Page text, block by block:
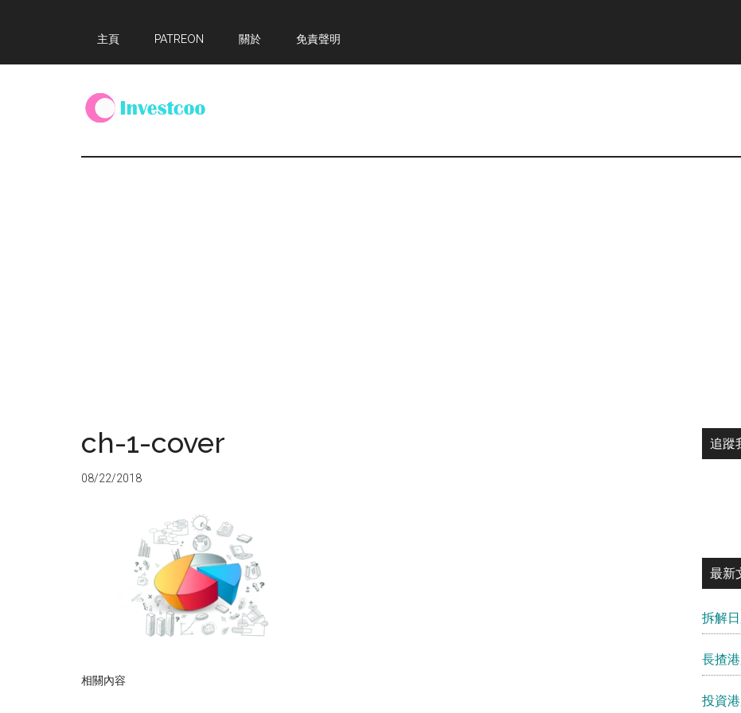
main
primary
footer
主頁 PATREON 關於 免責聲明
Investcoo
個
ch-1-cover
08/22/2018
相關內容
追蹤
最新
拆解
長揸
投資